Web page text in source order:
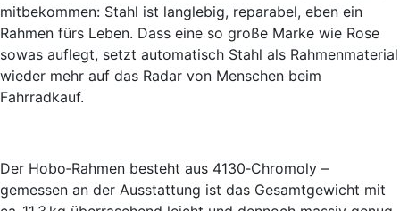
mitbekommen: Stahl ist langlebig, reparabel, eben ein
Rahmen fürs Leben. Dass eine so große Marke wie Rose
sowas auflegt, setzt automatisch Stahl als Rahmenmaterial
wieder mehr auf das Radar von Menschen beim
Fahrradkauf.
Der Hobo‑Rahmen besteht aus 4130‑Chromoly –
gemessen an der Ausstattung ist das Gesamtgewicht mit